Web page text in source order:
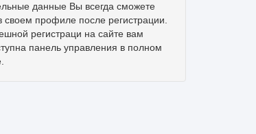
данные Вы всегда cможете
своем профиле после регистрации.
регистраци на сайте вам
панель управления в полном